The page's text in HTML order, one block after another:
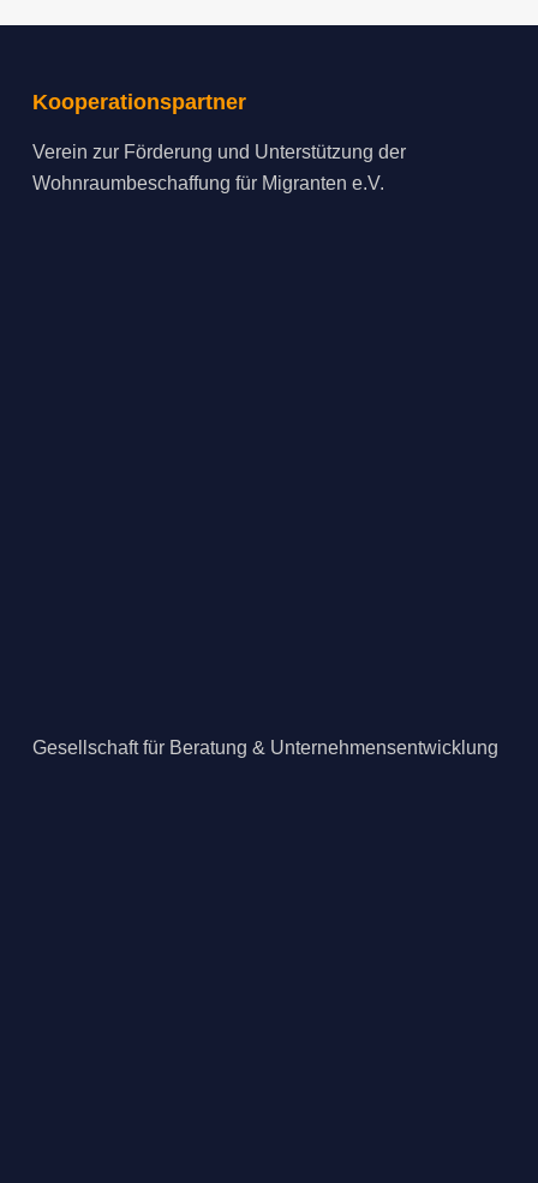
Kooperationspartner
Verein zur Förderung und Unterstützung der
Wohnraumbeschaffung für Migranten e.V.
Gesellschaft für Beratung & Unternehmensentwicklung